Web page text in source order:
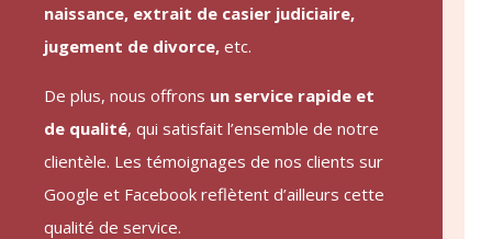
naissance, extrait de casier judiciaire,
jugement de divorce, etc.
De plus, nous offrons un service rapide et
de qualité, qui satisfait l’ensemble de notre
clientèle. Les témoignages de nos clients sur
Google et Facebook reflètent d’ailleurs cette
qualité de service.